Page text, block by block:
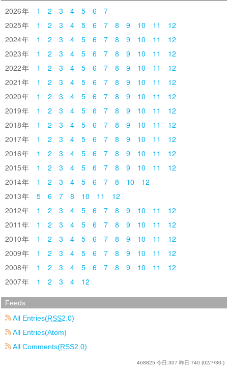
2026 1 2 3 4 5 6
7
2025
1 2 3 4 5 6 7 8 9 10 11
12
2024
1 2 3 4 5 6 7 8 9 10 11
12
2023
1 2 3 4 5 6 7 8 9 10 11
12
2022
1 2 3 4 5 6 7 8 9 10 11
12
2021
1 2 3 4 5 6 7 8 9 10 11
12
2020
1 2 3 4 5 6 7 8 9 10 11
12
2019
1 2 3 4 5 6 7 8 9 10 11
12
2018
1 2 3 4 5 6 7 8 9 10 11
12
2017
1 2 3 4 5 6 7 8 9 10 11
12
2016
1 2 3 4 5 6 7 8 9 10 11
12
2015
1 2 3 4 5 6 7 8 9 10 11
12
2014
1 2 3 4 5 6 7 8 10
12
2013
5 6 7 8 10 11
12
2012
1 2 3 4 5 6 7 8 9 10 11
12
2011
1 2 3 4 5 6 7 8 9 10 11
12
2010
1 2 3 4 5 6 7 8 9 10 11
12
2009
1 2 3 4 5 6 7 8 9 10 11
12
2008
1 2 3 4 5 6 7 8 9 10 11
12
2007
1 2 3 4 12
Feeds
All Entries(RSS2.0)
All Entries(Atom)
All Comments(RSS2.0)
468825 今日:307 昨日:740 (02/7/30-)